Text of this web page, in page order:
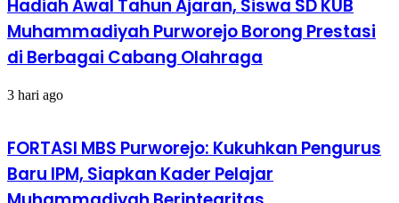
Hadiah Awal Tahun Ajaran, Siswa SD KUB
Muhammadiyah Purworejo Borong Prestasi
di Berbagai Cabang Olahraga
3 hari ago
FORTASI MBS Purworejo: Kukuhkan Pengurus
Baru IPM, Siapkan Kader Pelajar